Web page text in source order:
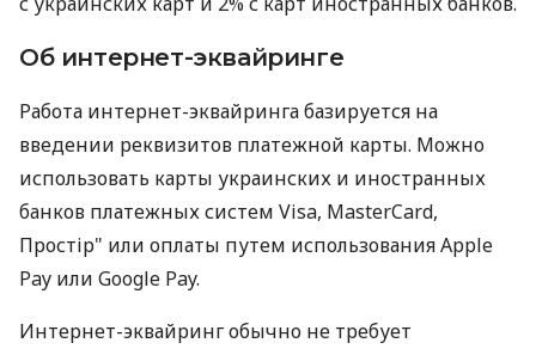
Об интернет-эквайринге
Работа интернет-эквайринга базируется на
введении реквизитов платежной карты. Можно
использовать карты украинских и иностранных
банков платежных систем Visa, MasterCard,
Простір" или оплаты путем использования Apple
Pay или Google Pay.
Интернет-эквайринг обычно не требует